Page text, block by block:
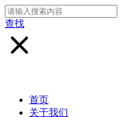
查找
首页
关于我们